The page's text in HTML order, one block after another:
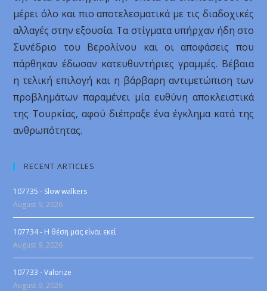
μέρει όλο και πιο αποτελεσματικά με τις διαδοχικές
αλλαγές στην εξουσία. Τα στίγματα υπήρχαν ήδη στο
Συνέδριο του Βερολίνου και οι αποφάσεις που
πάρθηκαν έδωσαν κατευθυντήριες γραμμές. Βέβαια
η τελική επιλογή και η βάρβαρη αντιμετώπιση των
προβλημάτων παραμένει μία ευθύνη αποκλειστικά
της Τουρκίας, αφού διέπραξε ένα έγκλημα κατά της
ανθρωπότητας.
RECENT ARTICLES
107735 - Slow walkers
August 9, 2026
107734 - Η θέση μας είναι εκεί
August 9, 2026
107733 - Valorize
August 9, 2026